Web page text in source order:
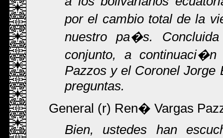
por el cambio total de la
nuestro pa�s.
conjunto, a
Pazzos y el Coronel Jorge
preguntas.
General (r) Ren� Vargas
Bien, ustedes han